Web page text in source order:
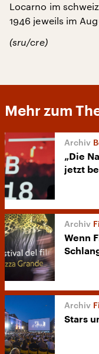
Locarno im
1946 jeweils im
(sru/cre)
Mehr zum
„Die
jetzt
Wenn
Stars